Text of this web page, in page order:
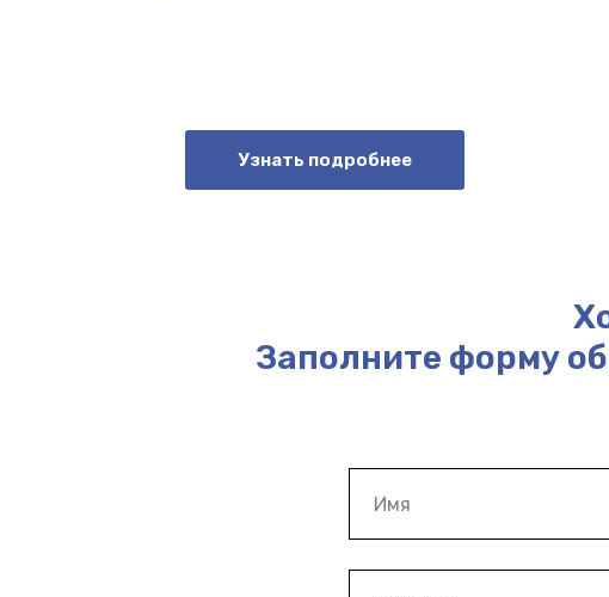
Узнать подробнее
Заполните форму